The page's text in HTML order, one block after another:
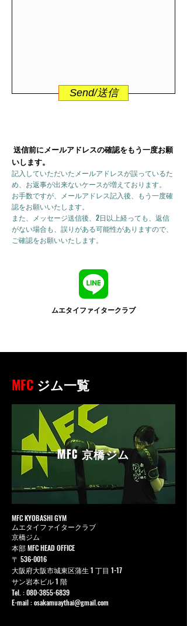
Send/送信
送信前にメールアドレスの確認をもう一度お願
いします。
記入していただいたメールアドレスが誤っているた
め、お返事が出来ないケースが増えております。
お手数ですが、メールアドレス記入後、もう一度確
認をお願いいたします。
また、メッセージ送信後、2日以上経っても、返信
がない場合も、誤りがある可能性がありますので、
ご確認をお願いいたします。
ムエタイファイタークラブ
MFC ジム一覧
MFC京橋ジム
MFC KYOBASHI GYM
ムエタイファイタークラブ
京橋ジム
本部 MFC HEAD OFFICE
〒 536-0016
大阪府大阪市城東区蒲生 1 丁目 1-17
サン岩本ビル 1 階
Tel. :080-3855-6839
E-mail :osakamuaythai@gmail.com